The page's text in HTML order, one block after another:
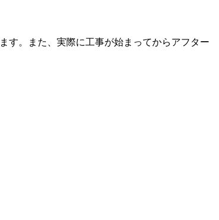
す。また、実際に工事が始まってからアフター